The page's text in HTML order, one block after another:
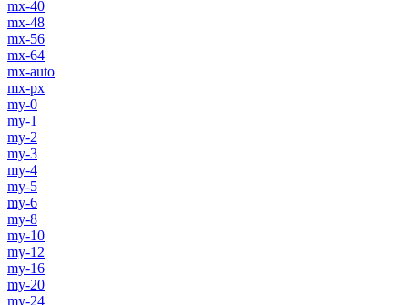
mx-40
mx-48
mx-56
mx-64
mx-auto
mx-px
my-0
my-1
my-2
my-3
my-4
my-5
my-6
my-8
my-10
my-12
my-16
my-20
my-24